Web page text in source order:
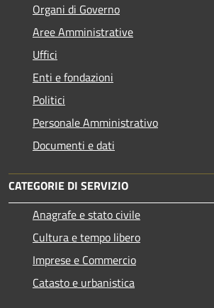
Organi di Governo
Aree Amministrative
Uffici
Enti e fondazioni
Politici
Personale Amministrativo
Documenti e dati
CATEGORIE DI SERVIZIO
Anagrafe e stato civile
Cultura e tempo libero
Imprese e Commercio
Catasto e urbanistica